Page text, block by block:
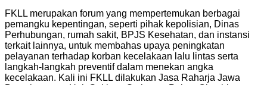
FKLL merupakan forum yang mempertemukan berbagai
pemangku kepentingan, seperti pihak kepolisian, Dinas
Perhubungan, rumah sakit, BPJS Kesehatan, dan instansi
terkait lainnya, untuk membahas upaya peningkatan
pelayanan terhadap korban kecelakaan lalu lintas serta
langkah-langkah preventif dalam menekan angka
kecelakaan. Kali ini FKLL dilakukan Jasa Raharja Jawa